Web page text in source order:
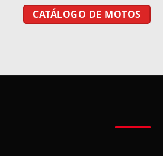
CATÁLOGO DE MOTOS